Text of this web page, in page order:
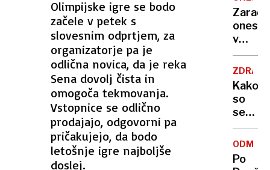
Olimpijske igre se bodo
začele v petek s
slovesnim odprtjem, za
organizatorje pa je
odlična novica, da je reka
Sena dovolj čista in
omogoča tekmovanja.
Vstopnice se odlično
prodajajo, odgovorni pa
pričakujejo, da bodo
letošnje igre najboljše
doslej.
da je
to v
moji
sploh
Zaradi
v
delu
voda
Kako
so
se
cilji
vlade
Po